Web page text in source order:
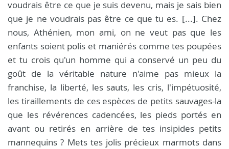
voudrais être ce que je suis devenu, mais je sais bien
que je ne voudrais pas être ce que tu es. [...]. Chez
nous, Athénien, mon ami, on ne veut pas que les
enfants soient polis et maniérés comme tes poupées
et tu crois qu'un homme qui a conservé un peu du
goût de la véritable nature n'aime pas mieux la
franchise, la liberté, les sauts, les cris, l'impétuosité,
les tiraillements de ces espèces de petits sauvages-la
que les révérences cadencées, les pieds portés en
avant ou retirés en arrière de tes insipides petits
mannequins ? Mets tes jolis précieux marmots dans